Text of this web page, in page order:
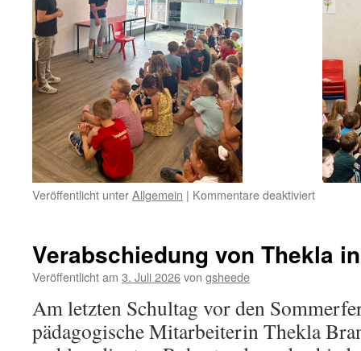
Veröffentlicht unterAllgemein | Kommentare deaktiviertfür
FSJ’ler
Verabschiedung von Thekla
Veröffentlicht am 3. Juli 2026von gsheede
Am letzten Schultag vor den
pädagogische Mitarbeiterin Thekla